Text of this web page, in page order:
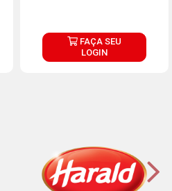
FAÇA SEU
LOGIN